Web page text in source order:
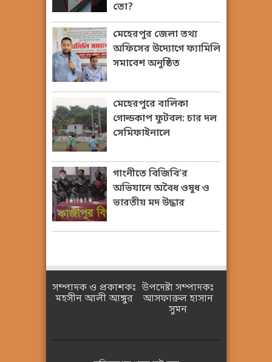
তো?
মেহেরপুর জেলা তথ্য
অফিসের উদ্যোগে ফ্যামিলি
সমাবেশ অনুষ্ঠিত
মেহেরপুরে বালিকা
গোল্ডকাপ ফুটবল: চার দল
সেমিফাইনালে
গাংনীতে বিজিবি’র
অভিযানে অবৈধ ওষুধ ও
ভারতীয় মদ উদ্ধার
সম্পাদক ও প্রকাশকঃ
মহসীন আলী আঙ্গুর
উপদেষ্টা সম্পাদকঃ
আসফারুল হাসান
সুমন